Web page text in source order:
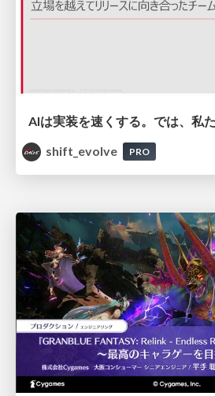
shift_evolve
PRO